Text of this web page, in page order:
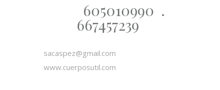
605010990 .
667457239
sacaspez@gmail.com
www.cuerposutil.com